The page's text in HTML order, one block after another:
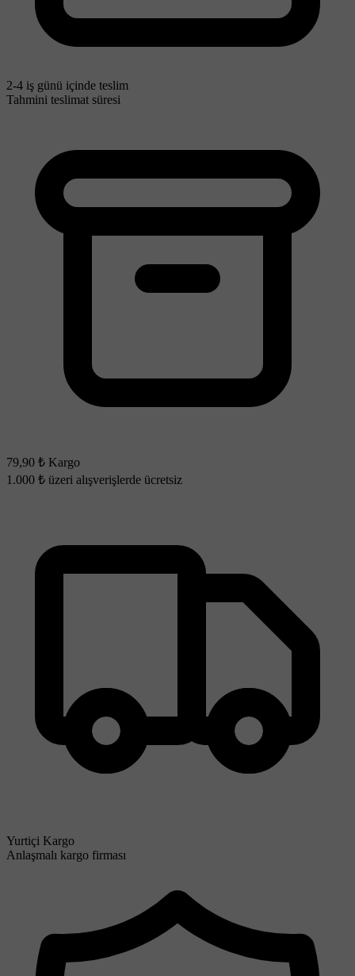
2-4 iş günü içinde teslim
Tahmini teslimat süresi
79,90 ₺ Kargo
1.000 ₺ üzeri alışverişlerde ücretsiz
Yurtiçi Kargo
Anlaşmalı kargo firması